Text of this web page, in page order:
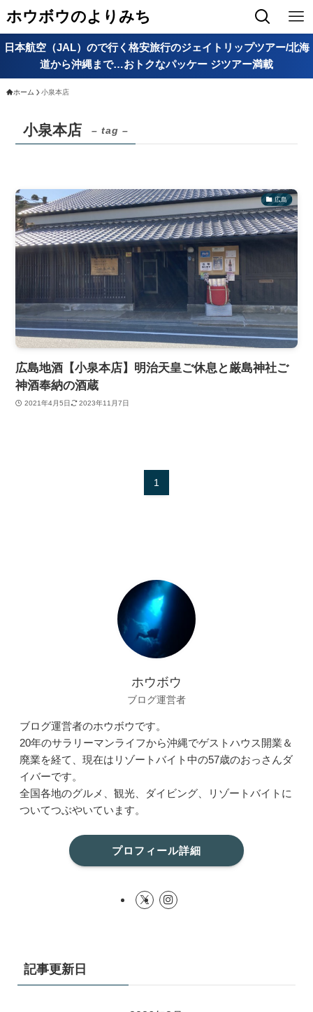
ホウボウのよりみち
日本航空（JAL）ので行く格安旅行のジェイトリップツアー/北海
道から沖縄まで…おトクなパッケー ジツアー満載
ホーム 小泉本店
小泉本店 – tag –
広島
広島地酒【小泉本店】明治天皇ご休息と厳島神社ご
神酒奉納の酒蔵
2021年4月5日 2023年11月7日
1
ホウボウ
ブログ運営者
ブログ運営者のホウボウです。
20年のサラリーマンライフから沖縄でゲストハウス開業＆
廃業を経て、現在はリゾートバイト中の57歳のおっさんダ
イバーです。
全国各地のグルメ、観光、ダイビング、リゾートバイトに
ついてつぶやいています。
プロフィール詳細
記事更新日